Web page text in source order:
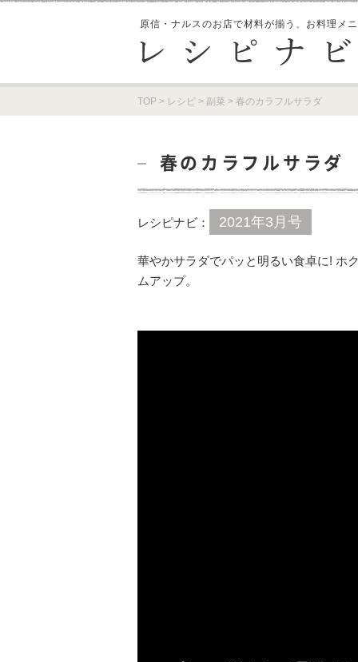
原信・ナルスのお店で材料が揃う、 お料理メ
TOP > レシピ > 副菜 > 春のカラフルサラダ
春のカラフルサラダ
レシピナビ： 2021年3月号
華やかサラダでパッと明るい食卓に! ホ
ムアップ。